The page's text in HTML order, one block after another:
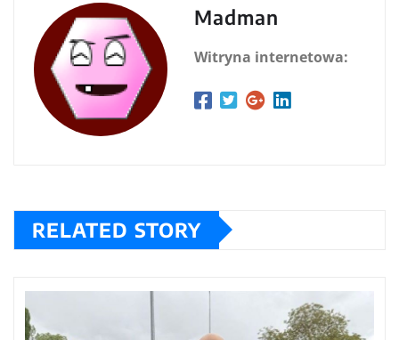
Madman
Witryna internetowa:
RELATED STORY